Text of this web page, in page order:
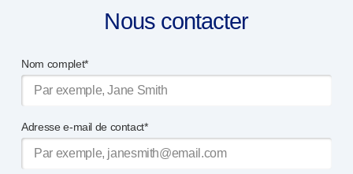
Conception axée sur le patient
Partenariats
Services de qualité et de conformité réglementaire
Durabilité
B Corp
Nous contacter
Nom complet*
Adresse e-mail de contact*